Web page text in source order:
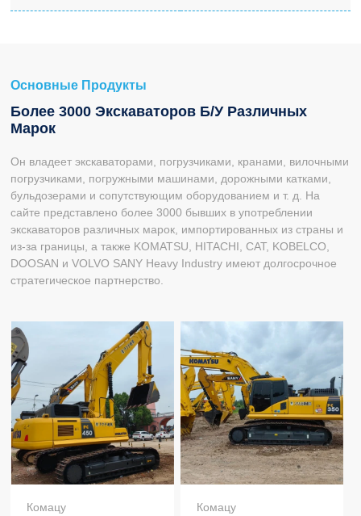
Основные Продукты
Более 3000 Экскаваторов Б/у Различных
Марок
Он владеет экскаваторами, погрузчиками, кранами, вилочными
погрузчиками, погружными машинами, дорожными катками,
бульдозерами и сопутствующим оборудованием и т. д. На
сайте представлено более 3000 бывших в употреблении
экскаваторов различных марок, импортированных из страны и
из-за границы, а также KOMATSU, HITACHI, CAT, KOBELCO,
DOOSAN и VOLVO SANY Heavy Industry имеют долгосрочное
стратегическое партнерство.
Комацу Комацу